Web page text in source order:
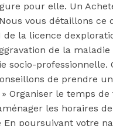
7
pour elle. Un
vous détaillons ce
la licence
de la
socio-professionnelle.
de prendre
Organiser le temps
les horaires
poursuivant votre